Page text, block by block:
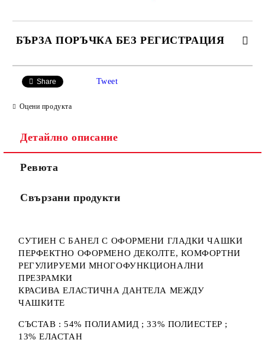
БЪРЗА ПОРЪЧКА БЕЗ РЕГИСТРАЦИЯ
Share Tweet
Оцени продукта
Детайлно описание
Ревюта
Свързани продукти
СУТИЕН С БАНЕЛ С ОФОРМЕНИ ГЛАДКИ ЧАШКИ
ПЕРФЕКТНО ОФОРМЕНО ДЕКОЛТЕ, КОМФОРТНИ
РЕГУЛИРУЕМИ МНОГОФУНКЦИОНАЛНИ
ПРЕЗРАМКИ
КРАСИВА ЕЛАСТИЧНА ДАНТЕЛА МЕЖДУ
ЧАШКИТЕ
СЪСТАВ : 54% ПОЛИАМИД ; 33% ПОЛИЕСТЕР ;
13% ЕЛАСТАН